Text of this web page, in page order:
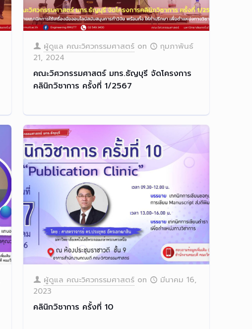
ผู้ดูแล คณะวิศวกรรมศาสตร์ on
กุมภาพันธ์
21, 2024
คณะวิศวกรรมศาสตร์ มทร.ธัญบุรี จัดโครงการ
คลินิกวิชาการ ครั้งที่ 1/2567
ผู้ดูแล คณะวิศวกรรมศาสตร์ on
มีนาคม 16,
2023
คลินิกวิชาการ ครั้งที่ 10